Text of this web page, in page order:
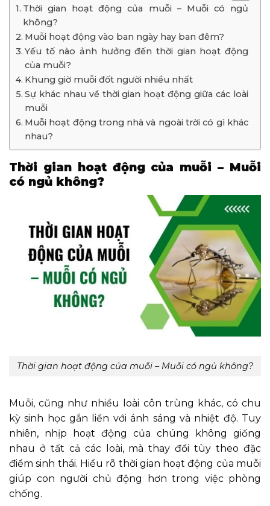
Thời gian hoạt động của muỗi – Muỗi có ngủ
không?
Muỗi hoạt động vào ban ngày hay ban đêm?
Yếu tố nào ảnh hưởng đến thời gian hoạt động
của muỗi?
Khung giờ muỗi đốt người nhiều nhất
Sự khác nhau về thời gian hoạt động giữa các loài
muỗi
Muỗi hoạt động trong nhà và ngoài trời có gì khác
nhau?
Thời gian hoạt động của muỗi – Muỗi
có ngủ không?
Thời gian hoạt động của muỗi – Muỗi có ngủ không?
Muỗi, cũng như nhiều loài côn trùng khác, có chu
kỳ sinh học gắn liền với ánh sáng và nhiệt độ. Tuy
nhiên, nhịp hoạt động của chúng không giống
nhau ở tất cả các loài, mà thay đổi tùy theo đặc
điểm sinh thái. Hiểu rõ thời gian hoạt động của muỗi
giúp con người chủ động hơn trong việc phòng
chống.